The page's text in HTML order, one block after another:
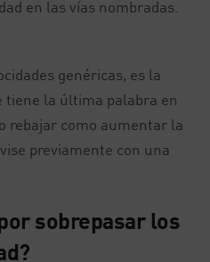
en las vías nombradas.
genéricas, es la
tiene la última palabra en
rebajar como aumentar la
previamente con una
sobrepasar los